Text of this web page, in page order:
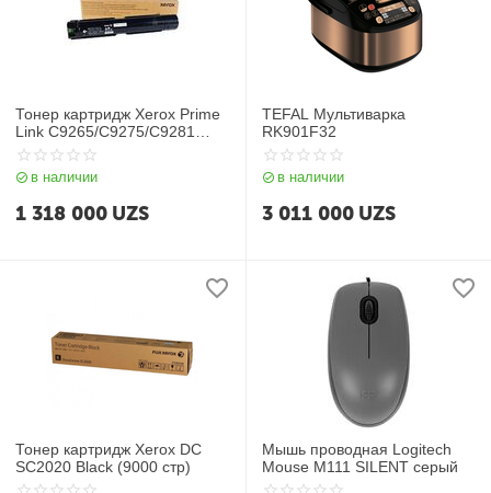
Тонер картридж Xerox Prime
Link C9265/C9275/C9281
Black (34500 стр)006R04855
в наличии
1 318 000 UZS
TEFAL Мультиварка
RK901F32
в наличии
3 011 000 UZS
Тонер картридж Xerox DC
SC2020 Black (9000 стр)
Мышь проводная Logitech
Mouse M111 SILENT серый